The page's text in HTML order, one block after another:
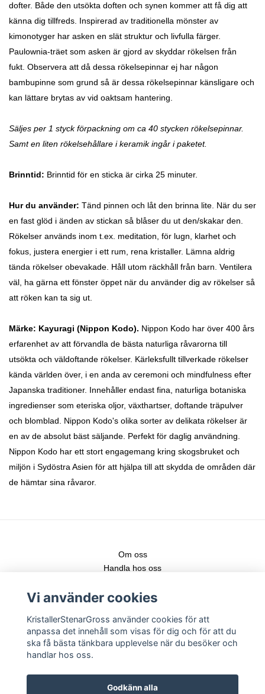
dofter. Både den utsökta doften och synen kommer att få dig att
känna dig tillfreds. Inspirerad av traditionella mönster av
kimonotyger har asken en slät struktur och livfulla färger.
Paulownia-träet som asken är gjord av skyddar rökelsen från
fukt. Observera att då dessa rökelsepinnar ej har någon
bambupinne som grund så är dessa rökelsepinnar känsligare och
kan lättare brytas av vid oaktsam hantering.
Säljes per 1 styck förpackning om ca 40 stycken rökelsepinnar.
Samt en liten rökelsehållare i keramik ingår i paketet.
Brinntid: Brinntid för en sticka är cirka 25 minuter.
Hur du använder: Tänd pinnen och låt den brinna lite. När du ser
en fast glöd i änden av stickan så blåser du ut den/skakar den.
Rökelser används inom t.ex. meditation, för lugn, klarhet och
fokus, justera energier i ett rum, rena kristaller. Lämna aldrig
tända rökelser obevakade. Håll utom räckhåll från barn. Ventilera
väl, ha gärna ett fönster öppet när du använder dig av rökelser så
att röken kan ta sig ut.
Märke: Kayuragi (Nippon Kodo). Nippon Kodo har över 400 års
erfarenhet av att förvandla de bästa naturliga råvarorna till
utsökta och väldoftande rökelser. Kärleksfullt tillverkade rökelser
kända världen över, i en anda av ceremoni och mindfulness efter
Japanska traditioner. Innehåller endast fina, naturliga botaniska
ingredienser som eteriska oljor, växthartser, doftande träpulver
och blomblad. Nippon Kodo's olika sorter av delikata rökelser är
en av de absolut bäst säljande. Perfekt för daglig användning.
Nippon Kodo har ett stort engagemang kring skogsbruket och
miljön i Sydöstra Asien för att hjälpa till att skydda de områden där
de hämtar sina råvaror.
Om oss
Handla hos oss
Fraktstege
Köpvillkor
Registrera konto
Logga in
Följ gärna vår Instagram för senaste nytt!
Vi använder cookies
KristallerStenarGross använder cookies för att
anpassa det innehåll som visas för dig och för att du
ska få bästa tänkbara upplevelse när du besöker och
handlar hos oss.
Godkänn alla